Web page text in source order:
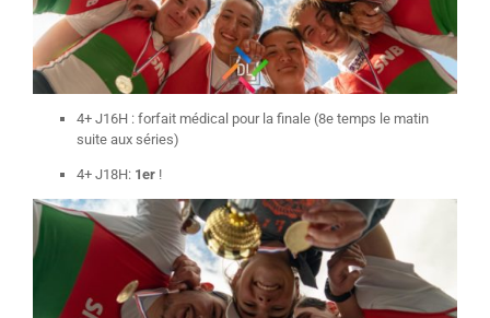
4+ J16H : forfait médical pour la finale (8e temps le matin
suite aux séries)
4+ J18H: 1er !